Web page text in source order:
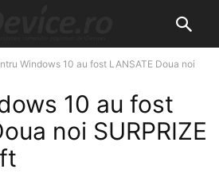
Windows 10 au fost LANSATE Doua noi
10 au fost
noi SURPRIZE